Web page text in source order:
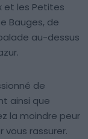
et les Petites
Bauges, de
au-dessus
de
ainsi que
la moindre peur
rassurer.